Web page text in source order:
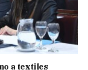
a textiles